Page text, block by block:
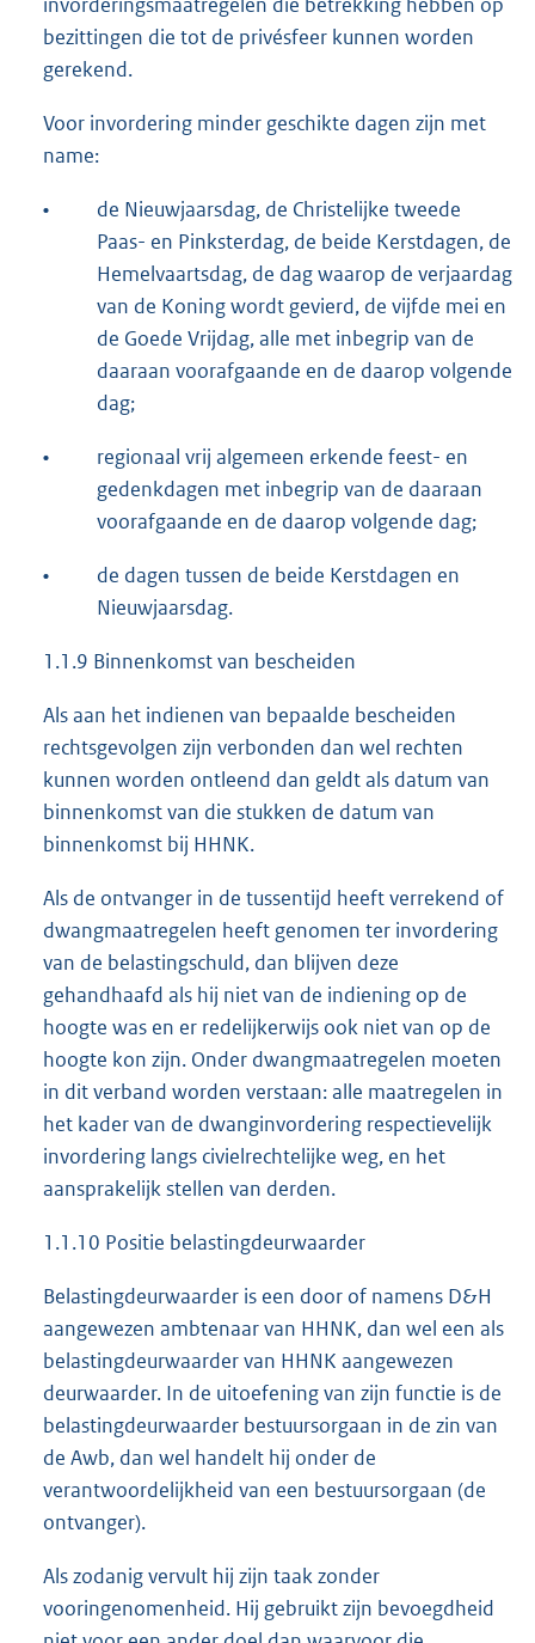
bezittingen die tot de privésfeer kunnen worden
gerekend.
Voor invordering minder geschikte dagen zijn met
name:
•
de Nieuwjaarsdag, de Christelijke tweede
Paas- en Pinksterdag, de beide Kerstdagen, de
Hemelvaartsdag, de dag waarop de verjaardag
van de Koning wordt gevierd, de vijfde mei en
de Goede Vrijdag, alle met inbegrip van de
daaraan voorafgaande en de daarop volgende
dag;
•
regionaal vrij algemeen erkende feest- en
gedenkdagen met inbegrip van de daaraan
voorafgaande en de daarop volgende dag;
•
de dagen tussen de beide Kerstdagen en
Nieuwjaarsdag.
1.1.9 Binnenkomst van bescheiden
Als aan het indienen van bepaalde bescheiden
rechtsgevolgen zijn verbonden dan wel rechten
kunnen worden ontleend dan geldt als datum van
binnenkomst van die stukken de datum van
binnenkomst bij HHNK.
Als de ontvanger in de tussentijd heeft verrekend of
dwangmaatregelen heeft genomen ter invordering
van de belastingschuld, dan blijven deze
gehandhaafd als hij niet van de indiening op de
hoogte was en er redelijkerwijs ook niet van op de
hoogte kon zijn. Onder dwangmaatregelen moeten
in dit verband worden verstaan: alle maatregelen in
het kader van de dwanginvordering respectievelijk
invordering langs civielrechtelijke weg, en het
aansprakelijk stellen van derden.
1.1.10 Positie belastingdeurwaarder
Belastingdeurwaarder is een door of namens D&H
aangewezen ambtenaar van HHNK, dan wel een als
belastingdeurwaarder van HHNK aangewezen
deurwaarder. In de uitoefening van zijn functie is de
belastingdeurwaarder bestuursorgaan in de zin van
de Awb, dan wel handelt hij onder de
verantwoordelijkheid van een bestuursorgaan (de
ontvanger).
Als zodanig vervult hij zijn taak zonder
vooringenomenheid. Hij gebruikt zijn bevoegdheid